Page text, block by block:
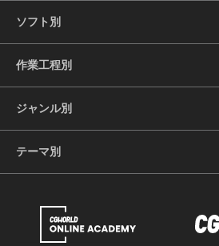
ソフト別
作業工程別
ジャンル別
テーマ別